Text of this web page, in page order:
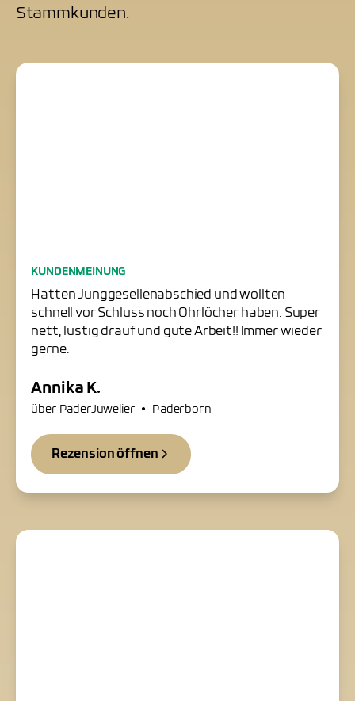
Stammkunden.
Junggesellenabschied
erfolgreich gerettet
KUNDENMEINUNG
Hatten Junggesellenabschied und wollten
schnell vor Schluss noch Ohrlöcher haben. Super
nett, lustig drauf und gute Arbeit!! Immer wieder
gerne.
Annika K.
über PaderJuwelier • Paderborn
Rezension öffnen